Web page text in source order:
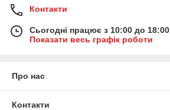
Контакти
Сьогодні працює з 10:00 до 18:00
Показати весь графік роботи
Про нас
Контакти